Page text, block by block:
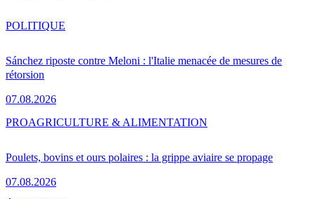
Sánchez riposte contre Meloni : l'Italie menacée de mesures de
rétorsion
07.08.2026
POLITIQUE
Poulets, bovins et ours polaires : la grippe aviaire se propage
07.08.2026
PROAGRICULTURE & ALIMENTATION